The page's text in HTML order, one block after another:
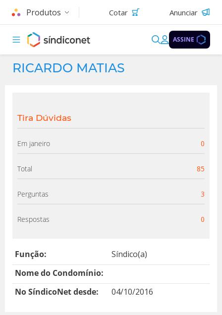
Produtos Cotar Anunciar
ASSINE
RICARDO MATIAS
Tira Dúvidas
Em janeiro 0
Total 85
Perguntas 3
Respostas 0
Função:
Síndico(a)
Nome do Condomínio:
No SíndicoNet desde:
04/10/2016